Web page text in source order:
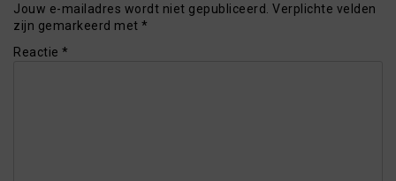
Jouw e-mailadres wordt niet gepubliceerd. Verplichte velden
zijn gemarkeerd met *
Reactie *